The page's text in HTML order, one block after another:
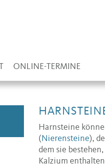
ONLINE-TERMINE
Harnsteine
( Nierensteine),
dem sie
Kalzium